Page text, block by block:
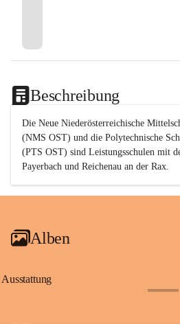
Beschreibung
Die Neue Niederösterreichische
(NMS OST) und die Polytechnische
(PTS OST) sind Leistungsschulen mit
Payerbach und Reichenau an der Rax.
Alben
Ausstattung